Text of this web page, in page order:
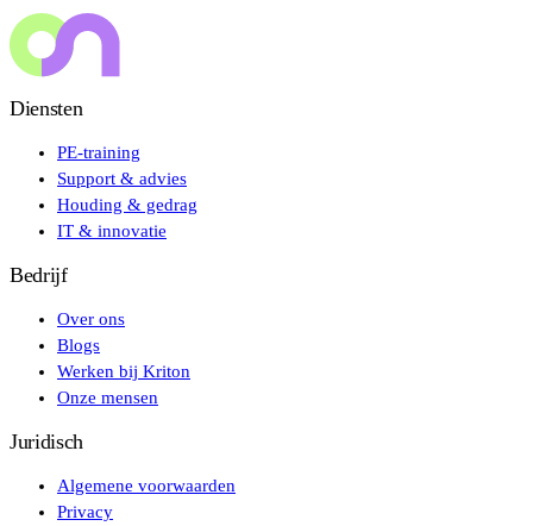
Diensten
PE-training
Support & advies
Houding & gedrag
IT & innovatie
Bedrijf
Over ons
Blogs
Werken bij Kriton
Onze mensen
Juridisch
Algemene voorwaarden
Privacy